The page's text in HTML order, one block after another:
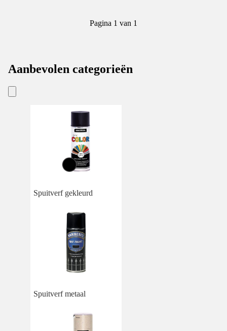
Pagina 1 van 1
Aanbevolen categorieën
Spuitverf gekleurd
Spuitverf metaal